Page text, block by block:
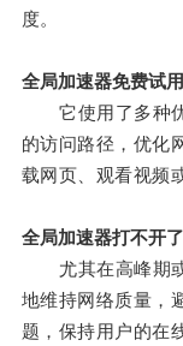
度。
全局加速器免费试用
它使用了多种优
的访问路径，优化
载网页、观看视频
全局加速器打不开了
尤其在高峰期或
地维持网络质量，
题，保持用户的在